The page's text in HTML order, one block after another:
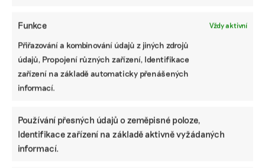
Funkce Vždy aktivní
Přiřazování a kombinování údajů z jiných zdrojů
údajů, Propojení různých zařízení, Identifikace
zařízení na základě automaticky přenášených
informací.
Používání přesných údajů o zeměpisné poloze,
Identifikace zařízení na základě aktivně vyžádaných
informací.
Dodali
uhlíkové
Opětovné
zalesňování
přineslo
Dva roky
se musí
zajímat, jak
evropské
podnikové
regulace